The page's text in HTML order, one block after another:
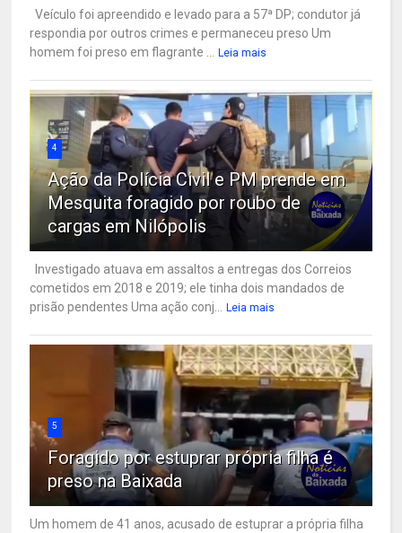
Veículo foi apreendido e levado para a 57ª DP; condutor já
respondia por outros crimes e permaneceu preso Um
homem foi preso em flagrante ...
Leia mais
4
Ação da Polícia Civil e PM prende em
Mesquita foragido por roubo de
cargas em Nilópolis
Investigado atuava em assaltos a entregas dos Correios
cometidos em 2018 e 2019; ele tinha dois mandados de
prisão pendentes Uma ação conj...
Leia mais
5
Foragido por estuprar própria filha é
preso na Baixada
Um homem de 41 anos, acusado de estuprar a própria filha